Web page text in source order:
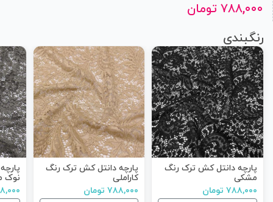
۷۸۸,۰۰۰ تومان
رنگبندی
پارچه دانتل کش ترک رنگ
مشکی
۷۸۸,۰۰۰ تومان
پارچه دانتل کش ترک رنگ
کاراملی
۷۸۸,۰۰۰ تومان
نوک
۷۸۸,۰۰۰